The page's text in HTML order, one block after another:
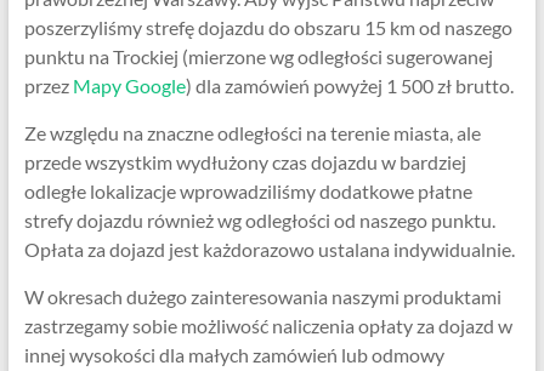
poszerzyliśmy strefę dojazdu do obszaru 15 km od naszego
punktu na Trockiej (mierzone wg odległości sugerowanej
przez Mapy Google) dla zamówień powyżej 1 500 zł brutto.
Ze względu na znaczne odległości na terenie miasta, ale
przede wszystkim wydłużony czas dojazdu w bardziej
odległe lokalizacje wprowadziliśmy dodatkowe płatne
strefy dojazdu również wg odległości od naszego punktu.
Opłata za dojazd jest każdorazowo ustalana indywidualnie.
W okresach dużego zainteresowania naszymi produktami
zastrzegamy sobie możliwość naliczenia opłaty za dojazd w
innej wysokości dla małych zamówień lub odmowy